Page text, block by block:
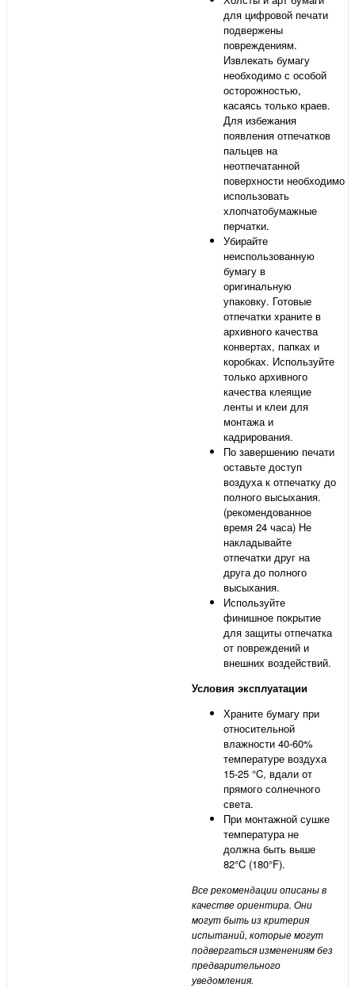
для цифровой печати
подвержены
повреждениям.
Извлекать бумагу
необходимо с особой
осторожностью,
касаясь только краев.
Для избежания
появления отпечатков
пальцев на
неотпечатанной
поверхности необходимо
использовать
хлопчатобумажные
перчатки.
Убирайте
неиспользованную
бумагу в
оригинальную
упаковку. Готовые
отпечатки храните в
архивного качества
конвертах, папках и
коробках. Используйте
только архивного
качества клеящие
ленты и клеи для
монтажа и
кадрирования.
По завершению печати
оставьте доступ
воздуха к отпечатку до
полного высыхания.
(рекомендованное
время 24 часа) Не
накладывайте
отпечатки друг на
друга до полного
высыхания.
Используйте
финишное покрытие
для защиты отпечатка
от повреждений и
внешних воздействий.
Условия эксплуатации
Храните бумагу при
относительной
влажности 40-60%
температуре воздуха
15-25 °C, вдали от
прямого солнечного
света.
При монтажной сушке
температура не
должна быть выше
82°C (180°F).
Все рекомендации описаны в
качестве ориентира. Они
могут быть из критерия
испытаний, которые могут
подвергаться изменениям без
предварительного
уведомления.